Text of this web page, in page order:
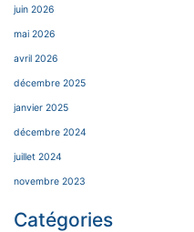
juin 2026
mai 2026
avril 2026
décembre 2025
janvier 2025
décembre 2024
juillet 2024
novembre 2023
Catégories